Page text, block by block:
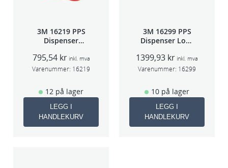
3M 16219 PPS
Dispenser
(Large,Std og
Midi)
795,54 kr inkl. mva
Varenummer: 16219
12 på lager
LEGG I
HANDLEKURV
3M 16299 PPS
Dispenser Lokk
Midi)
1399,93 kr inkl. mva
Varenummer: 16299
10 på lager
LEGG I
HANDLEKURV